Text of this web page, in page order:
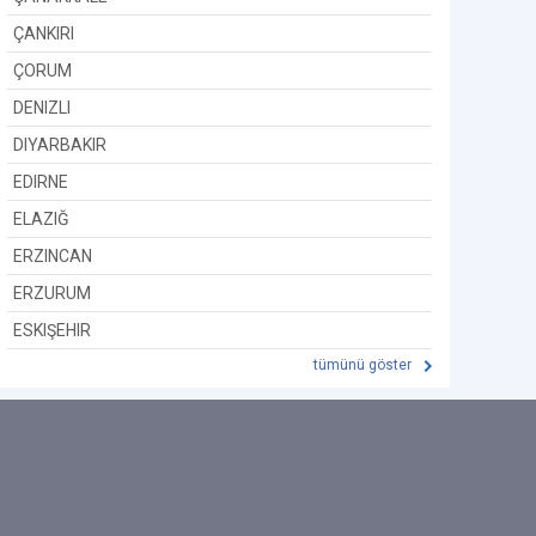
ÇANKIRI
ÇORUM
DENIZLI
DIYARBAKIR
EDIRNE
ELAZIĞ
ERZINCAN
ERZURUM
ESKIŞEHIR
tümünü göster